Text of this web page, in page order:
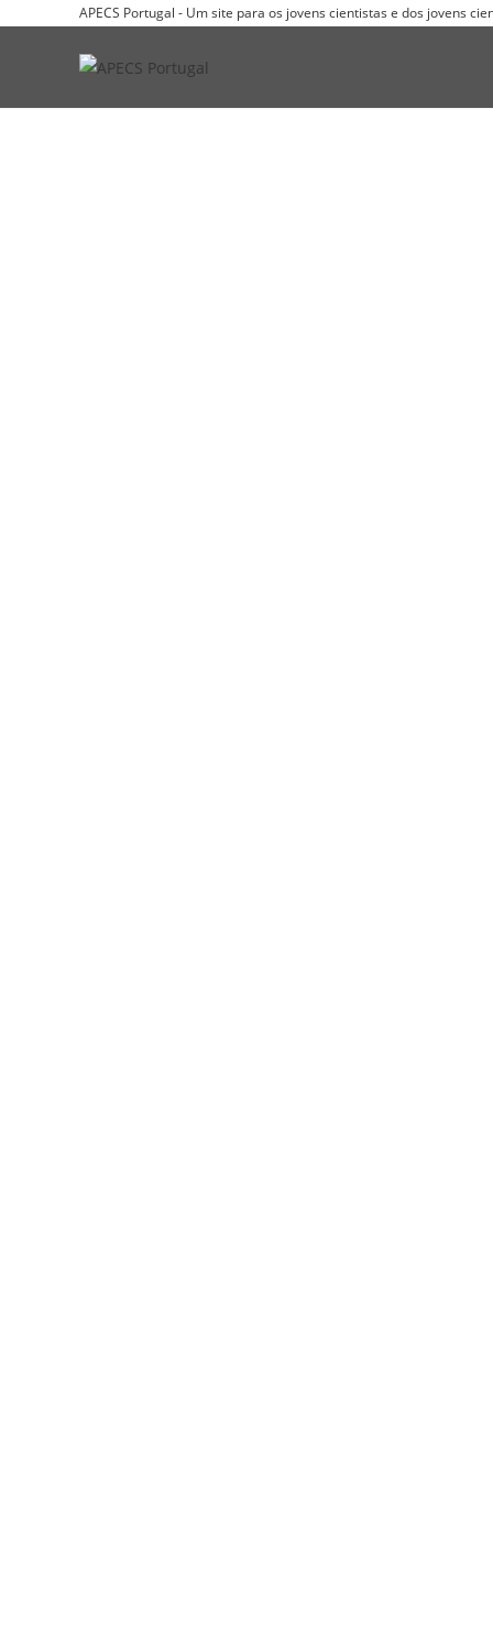
APECS Portugal - Um site para os jovens cientistas e dos jovens